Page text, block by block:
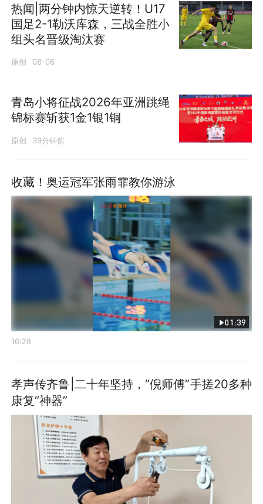
热闻|两分钟内惊天逆转！U17
国足2-1勒沃库森，三战全胜小
组头名晋级淘汰赛
原创 08-06
青岛小将征战2026年亚洲跳绳
锦标赛斩获1金1银1铜
原创 39分钟前
收藏！奥运冠军张雨霏教你游泳
01:39
16:28
孝声传齐鲁|二十年坚持，“倪师傅”手搓20多种
康复“神器”